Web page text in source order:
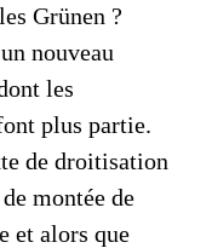
Grünen ?
nouveau
les
plus partie.
de droitisation
montée de
et alors que